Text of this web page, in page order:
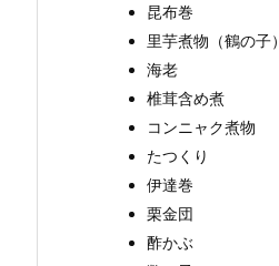
昆布巻
里芋煮物（鶴の子）
海老
椎茸含め煮
コンニャク煮物
たつくり
伊達巻
栗金団
酢かぶ